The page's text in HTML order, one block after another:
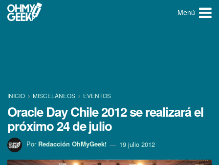
Menú
INICIO MISCELÁNEOS EVENTOS
Oracle Day Chile 2012 se realizará el
próximo 24 de julio
Por Redacción OhMyGeek! 19 julio 2012